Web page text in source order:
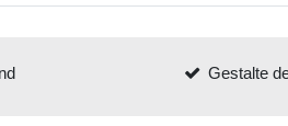
Gestalte